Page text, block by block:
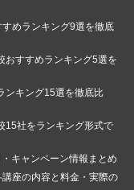
めランキング9選を徹底
おすすめランキング5選を
ンキング15選を徹底比
15社をランキング形式で
キャンペーン情報まとめ
座の内容と料金・実際の